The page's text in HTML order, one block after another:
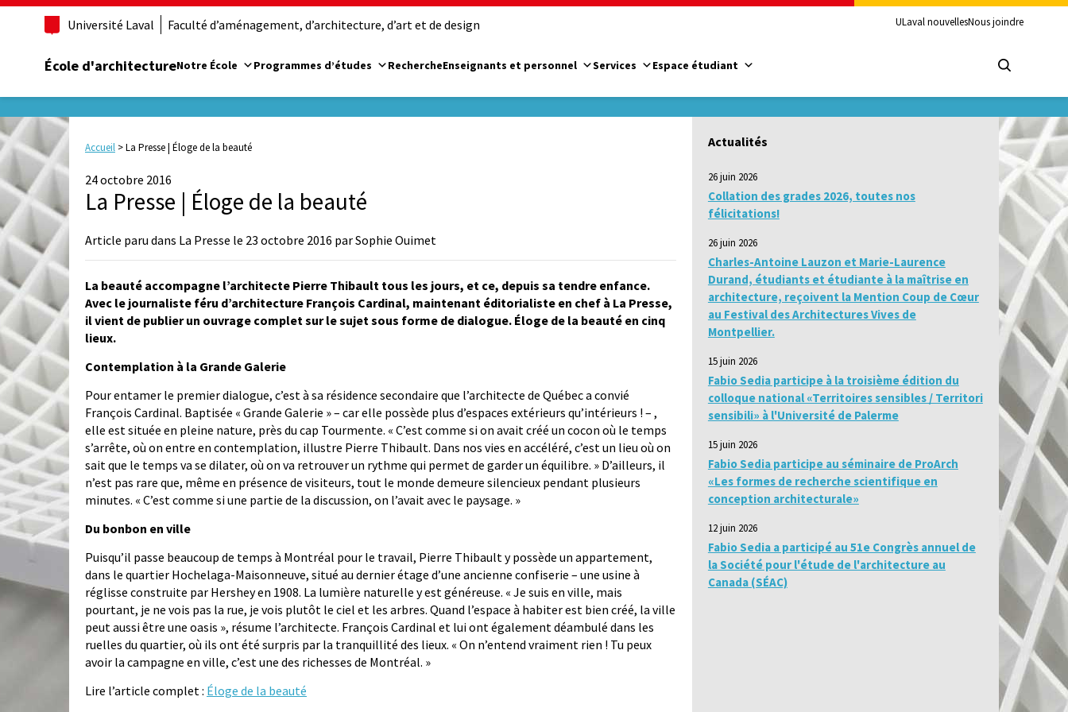
Université Laval Faculté d’aménagement, d’architecture, d’art et de design ULaval nouvellesNous joindre
École d'architectureNotre École Programmes d’études RechercheEnseignants et personnel Services Espace étudiant
Accueil >La Presse | Éloge de la beauté
24 octobre 2016
La Presse | Éloge de la beauté
Article paru dans La Presse le 23 octobre 2016 par Sophie Ouimet
La beauté accompagne l’architecte Pierre Thibault tous les jours, et ce, depuis sa tendre enfance.
Avec le journaliste féru d’architecture François Cardinal, maintenant éditorialiste en chef à La Presse,
il vient de publier un ouvrage complet sur le sujet sous forme de dialogue. Éloge de la beauté en cinq
lieux.
Contemplation à la Grande Galerie
Pour entamer le premier dialogue, c’est à sa résidence secondaire que l’architecte de Québec a convié
François Cardinal. Baptisée « Grande Galerie » – car elle possède plus d’espaces extérieurs qu’intérieurs ! – ,
elle est située en pleine nature, près du cap Tourmente. « C’est comme si on avait créé un cocon où le temps
s’arrête, où on entre en contemplation, illustre Pierre Thibault. Dans nos vies en accéléré, c’est un lieu où on
sait que le temps va se dilater, où on va retrouver un rythme qui permet de garder un équilibre. » D’ailleurs, il
n’est pas rare que, même en présence de visiteurs, tout le monde demeure silencieux pendant plusieurs
minutes. « C’est comme si une partie de la discussion, on l’avait avec le paysage. »
Du bonbon en ville
Puisqu’il passe beaucoup de temps à Montréal pour le travail, Pierre Thibault y possède un appartement,
dans le quartier Hochelaga-Maisonneuve, situé au dernier étage d’une ancienne confiserie – une usine à
réglisse construite par Hershey en 1908. La lumière naturelle y est généreuse. « Je suis en ville, mais
pourtant, je ne vois pas la rue, je vois plutôt le ciel et les arbres. Quand l’espace à habiter est bien créé, la ville
peut aussi être une oasis », résume l’architecte. François Cardinal et lui ont également déambulé dans les
ruelles du quartier, où ils ont été surpris par la tranquillité des lieux. « On n’entend vraiment rien ! Tu peux
avoir la campagne en ville, c’est une des richesses de Montréal. »
Lire l’article complet : Éloge de la beauté
Actualités
26 juin 2026
Collation des grades 2026, toutes nos
félicitations!
26 juin 2026
Charles-Antoine Lauzon et Marie-Laurence
Durand, étudiants et étudiante à la maîtrise en
architecture, reçoivent la Mention Coup de Cœur
au Festival des Architectures Vives de
Montpellier.
15 juin 2026
Fabio Sedia participe à la troisième édition du
colloque national «Territoires sensibles / Territori
sensibili» à l'Université de Palerme
15 juin 2026
Fabio Sedia participe au séminaire de ProArch
«Les formes de recherche scientifique en
conception architecturale»
12 juin 2026
Fabio Sedia a participé au 51e Congrès annuel de
la Société pour l'étude de l'architecture au
Canada (SÉAC)